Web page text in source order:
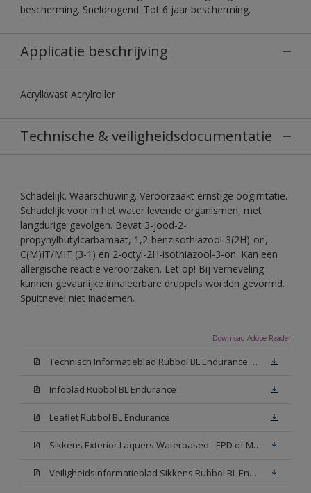
bescherming. Sneldrogend. Tot 6 jaar bescherming.
Applicatie beschrijving
Acrylkwast Acrylroller
Technische & veiligheidsdocumentatie
Schadelijk. Waarschuwing. Veroorzaakt ernstige oogirritatie.
Schadelijk voor in het water levende organismen, met
langdurige gevolgen. Bevat 3-jood-2-
propynylbutylcarbamaat, 1,2-benzisothiazool-3(2H)-on,
C(M)IT/MIT (3-1) en 2-octyl-2H-isothiazool-3-on. Kan een
allergische reactie veroorzaken. Let op! Bij verneveling
kunnen gevaarlijke inhaleerbare druppels worden gevormd.
Spuitnevel niet inademen.
Download Adobe Reader
Technisch Informatieblad Rubbol BL Endurance HG (PDF)
Infoblad Rubbol BL Endurance
Leaflet Rubbol BL Endurance
Sikkens Exterior Laquers Waterbased - EPD of Milieuproductverklaring
Veiligheidsinformatieblad Sikkens Rubbol BL Endurance High Gloss N00 (MSDS)